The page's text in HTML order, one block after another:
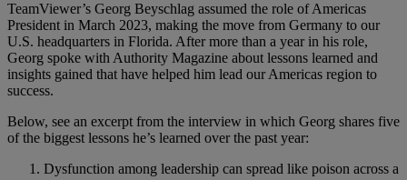
TeamViewer’s Georg Beyschlag assumed the role of Americas
President in March 2023, making the move from Germany to our
U.S. headquarters in Florida. After more than a year in his role,
Georg spoke with Authority Magazine about lessons learned and
insights gained that have helped him lead our Americas region to
success.
Below, see an excerpt from the interview in which Georg shares five
of the biggest lessons he’s learned over the past year:
Dysfunction among leadership can spread like poison across a